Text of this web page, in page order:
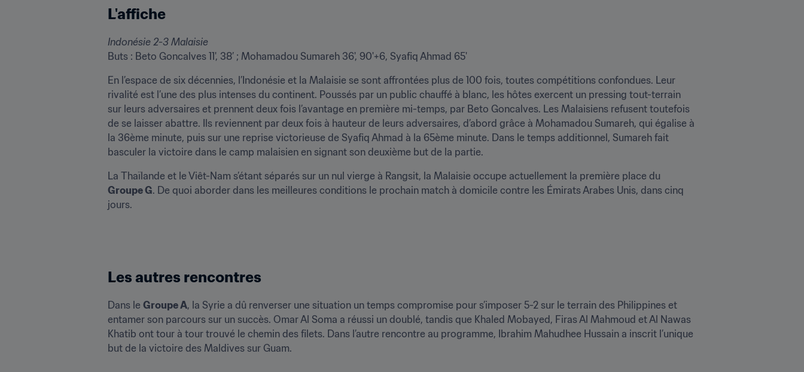
L'affiche
Indonésie 2-3 Malaisie
Buts : Beto Goncalves 11', 38’ ; Mohamadou Sumareh 36', 90'+6, Syafiq Ahmad 65'
En l’espace de six décennies, l’Indonésie et la Malaisie se sont affrontées plus de 100 fois, toutes compétitions confondues. Leur
rivalité est l’une des plus intenses du continent. Poussés par un public chauffé à blanc, les hôtes exercent un pressing tout-terrain
sur leurs adversaires et prennent deux fois l’avantage en première mi-temps, par Beto Goncalves. Les Malaisiens refusent toutefois
de se laisser abattre. Ils reviennent par deux fois à hauteur de leurs adversaires, d’abord grâce à Mohamadou Sumareh, qui égalise à
la 36ème minute, puis sur une reprise victorieuse de Syafiq Ahmad à la 65ème minute. Dans le temps additionnel, Sumareh fait
basculer la victoire dans le camp malaisien en signant son deuxième but de la partie.
Groupe G. De quoi aborder dans les meilleures conditions le prochain match à domicile contre les Émirats Arabes Unis, dans cinq
jours.
Les autres rencontres
Dans le Groupe A, la Syrie a dû renverser une situation un temps compromise pour s’imposer 5-2 sur le terrain des Philippines et
entamer son parcours sur un succès. Omar Al Soma a réussi un doublé, tandis que Khaled Mobayed, Firas Al Mahmoud et Al Nawas
Khatib ont tour à tour trouvé le chemin des filets. Dans l’autre rencontre au programme, Ibrahim Mahudhee Hussain a inscrit l’unique
but de la victoire des Maldives sur Guam.